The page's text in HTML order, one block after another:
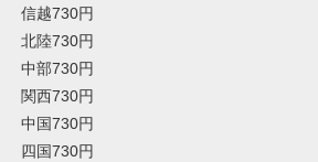
信越730円
北陸730円
中部730円
関西730円
中国730円
四国730円